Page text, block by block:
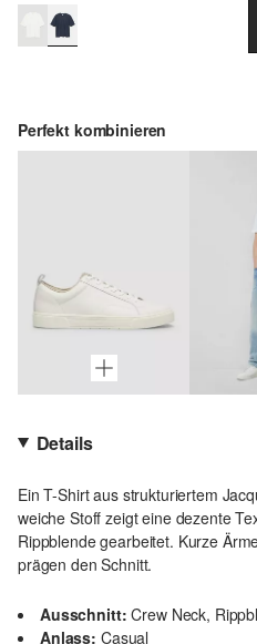
Perfekt kombinieren
Details
Ein T-Shirt aus strukturiertem
weiche Stoff zeigt eine dezente
Rippblende gearbeitet. Kurze
prägen den Schnitt.
Ausschnitt: Crew Neck,
Anlass: Casual